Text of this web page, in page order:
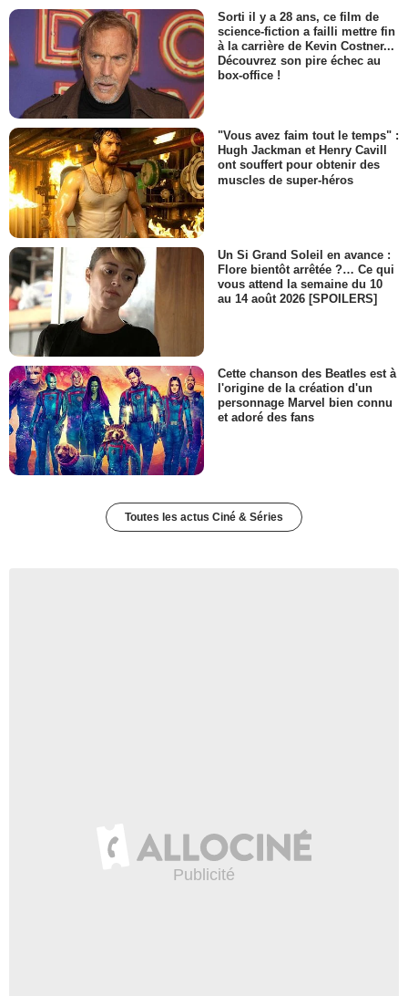
Sorti il y a 28 ans, ce film de
science-fiction a failli mettre fin
à la carrière de Kevin Costner...
Découvrez son pire échec au
box-office !
"Vous avez faim tout le temps" :
Hugh Jackman et Henry Cavill
ont souffert pour obtenir des
muscles de super-héros
Un Si Grand Soleil en avance :
Flore bientôt arrêtée ?… Ce qui
vous attend la semaine du 10
au 14 août 2026 [SPOILERS]
Cette chanson des Beatles est à
l'origine de la création d'un
personnage Marvel bien connu
et adoré des fans
Toutes les actus Ciné & Séries